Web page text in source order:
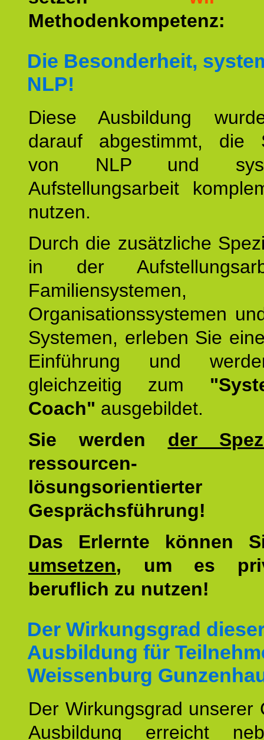
Methodenkompetenz:
Die Besonderheit,
NLP!
Diese Ausbildung
darauf abgestimmt, die
von NLP und
Aufstellungsarbeit
nutzen.
Durch die zusätzliche
in der
Familiensystemen,
Organisationssystemen
Systemen, erleben Sie
Einführung und
gleichzeitig zum
Coach" ausgebildet.
Sie werden der
lösungsorientierter
Gesprächsführung!
Das Erlernte können
umsetzen, um es
beruflich zu nutzen!
Der Wirkungsgrad
Ausbildung für
Weissenburg
Der Wirkungsgrad unserer
Ausbildung erreicht